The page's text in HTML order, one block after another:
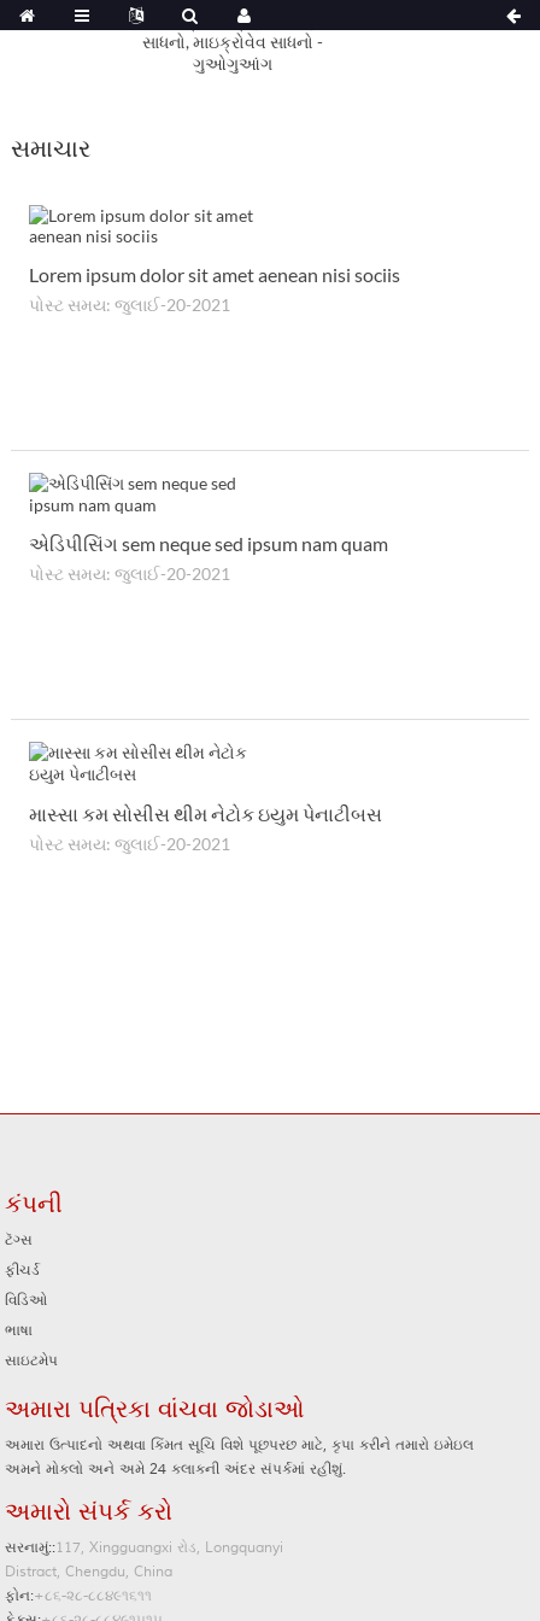
સમાચાર
Lorem ipsum dolor sit amet aenean nisi sociis
પોસ્ટ સમય: જુલાઈ-20-2021
એડિપીસિંગ sem neque sed ipsum nam quam
પોસ્ટ સમય: જુલાઈ-20-2021
માસ્સા કમ સોસીસ થીમ નેટોક ઇયુમ પેનાટીબસ
પોસ્ટ સમય: જુલાઈ-20-2021
કંપની
ટૅગ્સ
ફીચર્ડ
વિડિઓ
ભાષા
સાઇટમેપ
અમારા પત્રિકા વાંચવા જોડાઓ
અમારા ઉત્પાદનો અથવા કિંમત સૂચિ વિશે પૂછપરછ માટે, કૃપા કરીને તમારો ઇમેઇલ
અમને મોકલો અને અમે 24 કલાકની અંદર સંપર્કમાં રહીશું.
અમારો સંપર્ક કરો
સરનામું::117, Xingguangxi રોડ, Longquanyi
Distract, Chengdu, China
ફોન:+૮૬-૨૮-૮૮૪૯૧૬૧૧